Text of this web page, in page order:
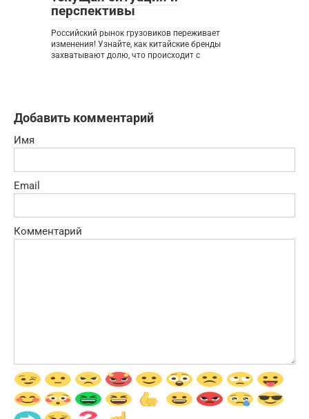
перспективы
Российский рынок грузовиков переживает
изменения! Узнайте, как китайские бренды
захватывают долю, что происходит с
Добавить комментарий
Имя
Email
Комментарий